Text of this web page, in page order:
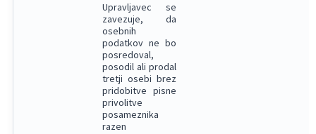
Upravljavec se
zavezuje, da
osebnih
podatkov ne bo
posredoval,
posodil ali prodal
tretji osebi brez
pridobitve pisne
privolitve
posameznika
razen